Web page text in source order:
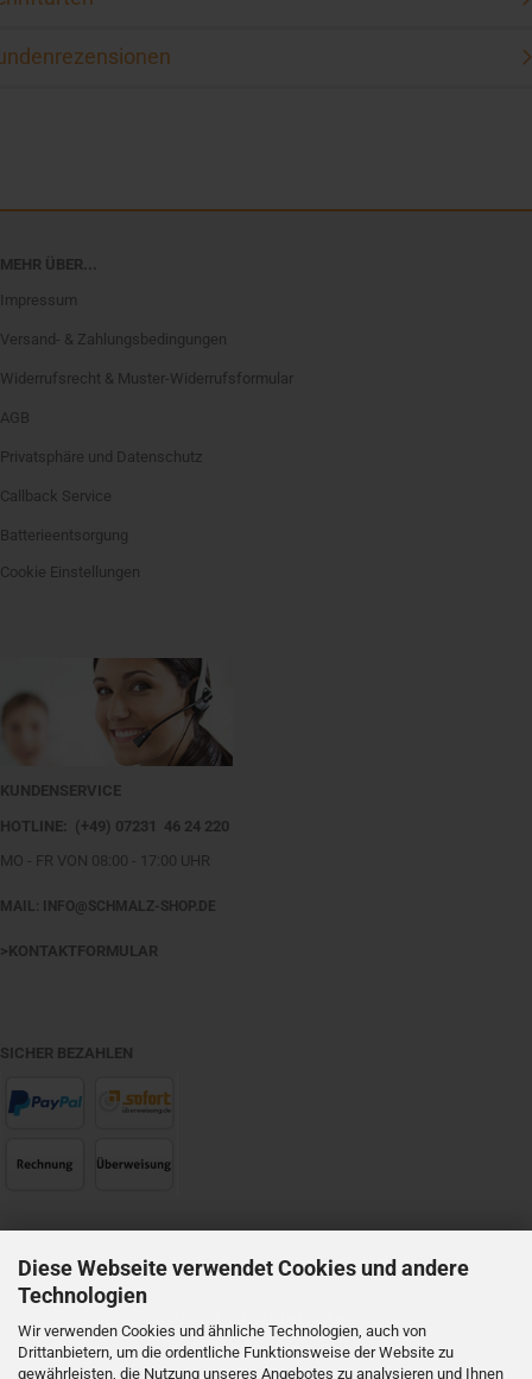
Diese Webseite verwendet Cookies und andere
Technologien
Wir verwenden Cookies und ähnliche Technologien, auch von
Drittanbietern, um die ordentliche Funktionsweise der Website zu
gewährleisten, die Nutzung unseres Angebotes zu analysieren und Ihnen
MEHR ÜBER...
Impressum
Versand- & Zahlungsbedingungen
Widerrufsrecht & Muster-Widerrufsformular
AGB
Privatsphäre und Datenschutz
Callback Service
Batterieentsorgung
Cookie Einstellungen
KUNDENSERVICE
HOTLINE: (+49) 07231 46 24 220
MO - FR VON 08:00 - 17:00 UHR
MAIL: INFO@SCHMALZ-SHOP.DE
>KONTAKTFORMULAR
SICHER BEZAHLEN
WIDERRUFSRECHT
Widerrufsbelehrung